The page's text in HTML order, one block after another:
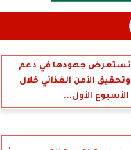
تستعرض جهودها في دعم
الأمن الغذائي خلال
الأسبوع الأول...